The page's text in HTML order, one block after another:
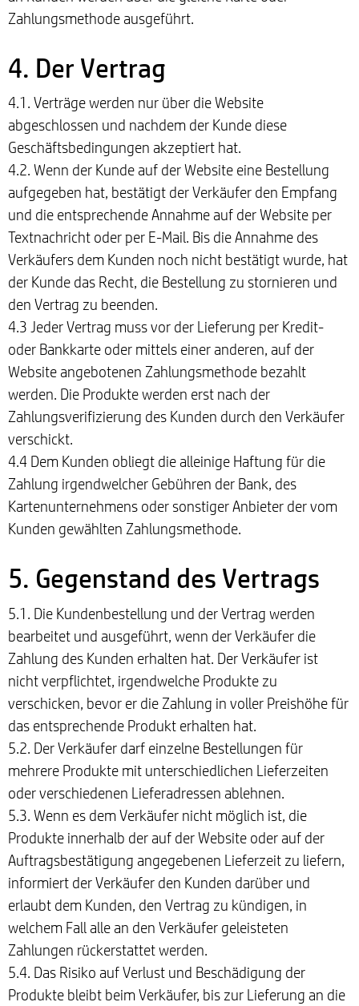
Zahlungsmethode ausgeführt.
4. Der Vertrag
4.1. Verträge werden nur über die Website
abgeschlossen und nachdem der Kunde diese
Geschäftsbedingungen akzeptiert hat.
4.2. Wenn der Kunde auf der Website eine Bestellung
aufgegeben hat, bestätigt der Verkäufer den Empfang
und die entsprechende Annahme auf der Website per
Textnachricht oder per E-Mail. Bis die Annahme des
Verkäufers dem Kunden noch nicht bestätigt wurde, hat
der Kunde das Recht, die Bestellung zu stornieren und
den Vertrag zu beenden.
4.3 Jeder Vertrag muss vor der Lieferung per Kredit-
oder Bankkarte oder mittels einer anderen, auf der
Website angebotenen Zahlungsmethode bezahlt
werden. Die Produkte werden erst nach der
Zahlungsverifizierung des Kunden durch den Verkäufer
verschickt.
4.4 Dem Kunden obliegt die alleinige Haftung für die
Zahlung irgendwelcher Gebühren der Bank, des
Kartenunternehmens oder sonstiger Anbieter der vom
Kunden gewählten Zahlungsmethode.
5. Gegenstand des Vertrags
5.1. Die Kundenbestellung und der Vertrag werden
bearbeitet und ausgeführt, wenn der Verkäufer die
Zahlung des Kunden erhalten hat. Der Verkäufer ist
nicht verpflichtet, irgendwelche Produkte zu
verschicken, bevor er die Zahlung in voller Preishöhe für
das entsprechende Produkt erhalten hat.
5.2. Der Verkäufer darf einzelne Bestellungen für
mehrere Produkte mit unterschiedlichen Lieferzeiten
oder verschiedenen Lieferadressen ablehnen.
5.3. Wenn es dem Verkäufer nicht möglich ist, die
Produkte innerhalb der auf der Website oder auf der
Auftragsbestätigung angegebenen Lieferzeit zu liefern,
informiert der Verkäufer den Kunden darüber und
erlaubt dem Kunden, den Vertrag zu kündigen, in
welchem Fall alle an den Verkäufer geleisteten
Zahlungen rückerstattet werden.
5.4. Das Risiko auf Verlust und Beschädigung der
Produkte bleibt beim Verkäufer, bis zur Lieferung an die